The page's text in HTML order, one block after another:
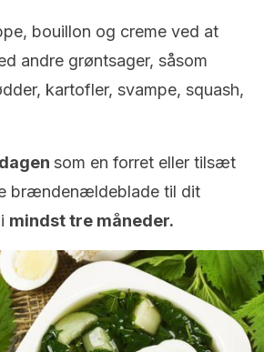
bouillon og creme ved at
andre grøntsager, såsom
kartofler, svampe, squash,
som en forret eller tilsæt
brændenældeblade til dit
mindst tre måneder.